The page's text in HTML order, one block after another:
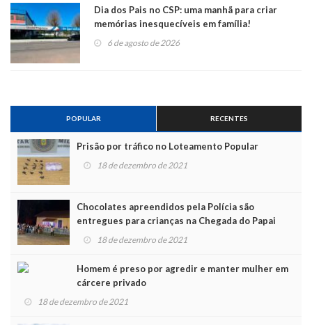
Dia dos Pais no CSP: uma manhã para criar
memórias inesquecíveis em família!
6 de agosto de 2026
POPULAR RECENTES
Prisão por tráfico no Loteamento Popular
18 de dezembro de 2021
Chocolates apreendidos pela Polícia são
entregues para crianças na Chegada do Papai
Noel
18 de dezembro de 2021
Homem é preso por agredir e manter mulher em
cárcere privado
18 de dezembro de 2021